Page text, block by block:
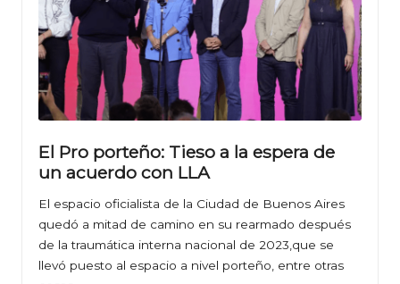
El Pro porteño: Tieso a la espera de
un acuerdo con LLA
El espacio oficialista de la Ciudad de Buenos Aires
quedó a mitad de camino en su rearmado después
de la traumática interna nacional de 2023,que se
llevó puesto al espacio a nivel porteño, entre otras